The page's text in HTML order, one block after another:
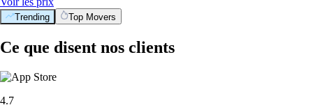
Trending Top Movers
Ce que disent nos clients
4.7